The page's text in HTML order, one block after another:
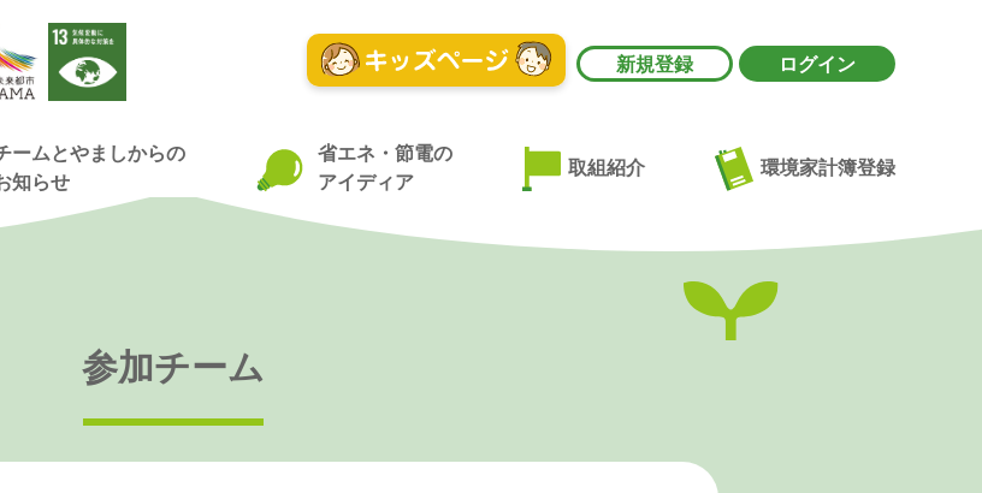
新規登録 ログイン
ームとやましからの
知らせ
省エネ・節電の
アイディア
取組紹介 環境家計簿登録
参加チーム